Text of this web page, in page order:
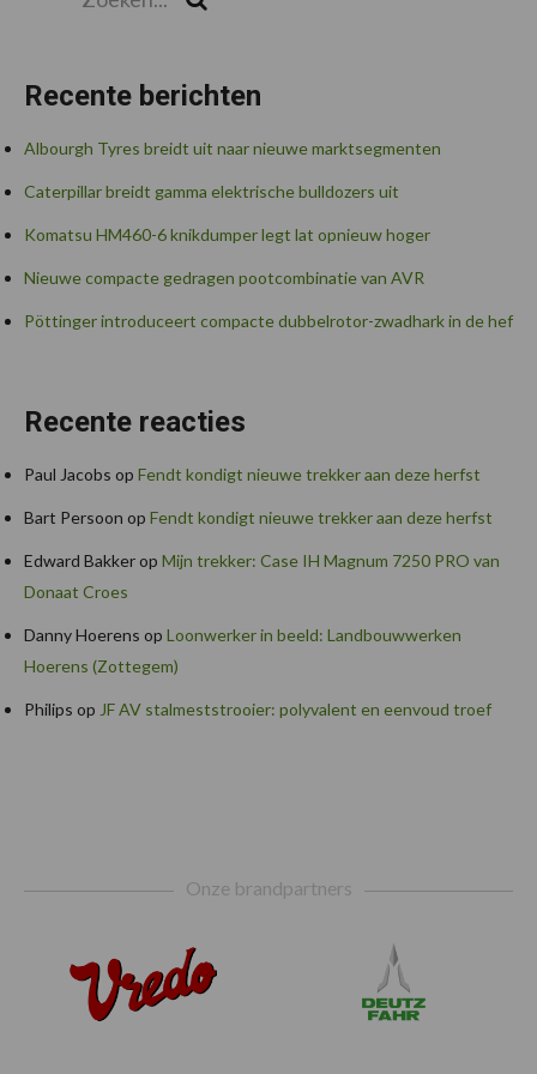
Recente berichten
Albourgh Tyres breidt uit naar nieuwe marktsegmenten
Caterpillar breidt gamma elektrische bulldozers uit
Komatsu HM460-6 knikdumper legt lat opnieuw hoger
Nieuwe compacte gedragen pootcombinatie van AVR
Pöttinger introduceert compacte dubbelrotor-zwadhark in de hef
Recente reacties
Paul Jacobs op Fendt kondigt nieuwe trekker aan deze herfst
Bart Persoon op Fendt kondigt nieuwe trekker aan deze herfst
Edward Bakkerop Mijn trekker: Case IH Magnum 7250 PRO van
Donaat Croes
Danny Hoerens op Loonwerker in beeld: Landbouwwerken
Hoerens (Zottegem)
Philips op JF AV stalmeststrooier: polyvalent en eenvoud troef
Onze brandpartners